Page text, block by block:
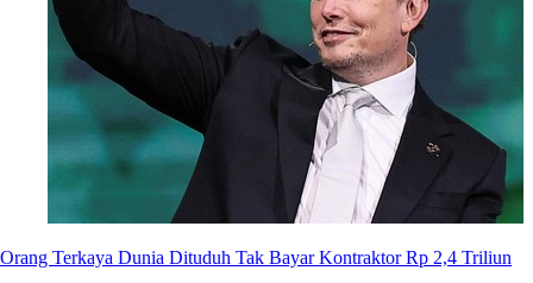
Orang Terkaya Dunia Dituduh Tak Bayar Kontraktor Rp 2,4 Triliun